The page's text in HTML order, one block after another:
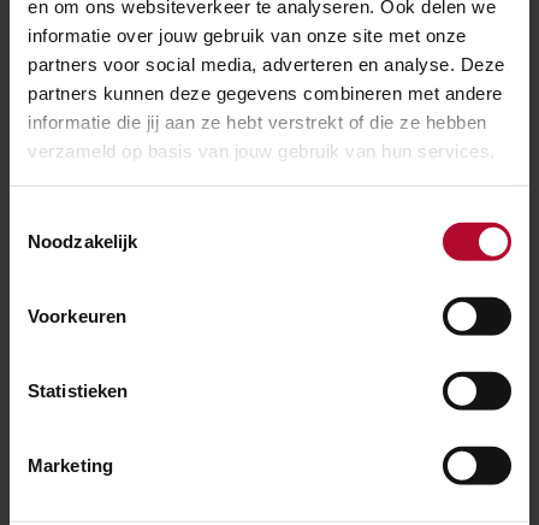
en om ons websiteverkeer te analyseren. Ook delen we
informatie over jouw gebruik van onze site met onze
partners voor social media, adverteren en analyse. Deze
partners kunnen deze gegevens combineren met andere
informatie die jij aan ze hebt verstrekt of die ze hebben
verzameld op basis van jouw gebruik van hun services.
Noodzakelijk
Voorkeuren
Statistieken
Marketing
Onderzoek naar aanrijding in Meteren: